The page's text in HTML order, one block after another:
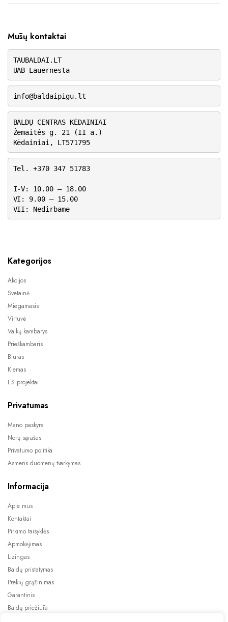
Mūsų kontaktai
TAUBALDAI.LT
UAB Lauernesta
info@baldaipigu.lt
BALDŲ CENTRAS KĖDAINIAI
Žemaitės g. 21 (II a.)
Kėdainiai, LT571795
Tel. +370 347 51783
I-V: 10.00 – 18.00
VI: 9.00 – 15.00
VII: Nedirbame
Kategorijos
Akcijos
Svetainė
Miegamasis
Virtuvė
Vaikų kambarys
Prieškambaris
Biuras
Kiemas
ES projektai
Privatumas
Mano paskyra
Norų sąrašas
Privatumo politika
Asmens duomenų tvarkymas
Informacija
Apie mus
Kontaktai
Pirkimo taisyklės
Apmokėjimas
Lizingas
Baldų pristatymas
Prekių grąžinimas
Garantinis
Baldų priežiūra